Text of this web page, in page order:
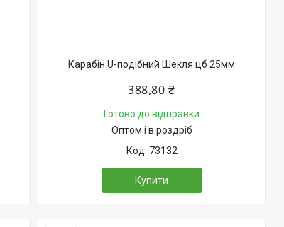
Карабін U-подібний Шекля цб 25мм
388,80 ₴
Готово до відправки
Оптом і в роздріб
73132
Купити